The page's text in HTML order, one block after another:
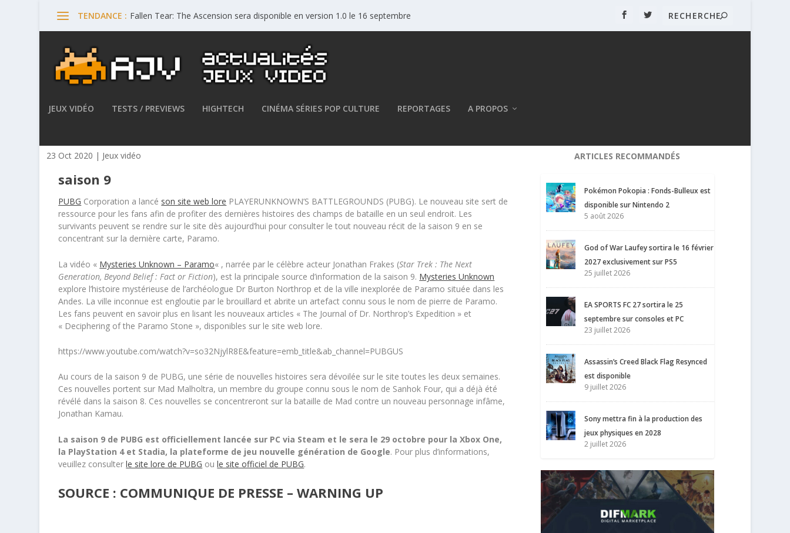
TENDANCE : Fallen Tear: The Ascension sera disponible en version 1.0 le 16 septembre
JEUX VIDÉO TESTS / PREVIEWS HIGHTECH CINÉMA SÉRIES POP CULTURE REPORTAGES A PROPOS
23 Oct 2020 | Jeux vidéo
saison 9
PUBG Corporation a lancé son site web lore PLAYERUNKNOWN’S BATTLEGROUNDS (PUBG). Le nouveau site sert de
ressource pour les fans afin de profiter des dernières histoires des champs de bataille en un seul endroit. Les
survivants peuvent se rendre sur le site dès aujourd’hui pour consulter le tout nouveau récit de la saison 9 en se
concentrant sur la dernière carte, Paramo.
La vidéo « Mysteries Unknown – Paramo« , narrée par le célèbre acteur Jonathan Frakes (Star Trek : The Next
Generation, Beyond Belief : Fact or Fiction), est la principale source d’information de la saison 9. Mysteries Unknown
explore l’histoire mystérieuse de l’archéologue Dr Burton Northrop et de la ville inexplorée de Paramo située dans les
Andes. La ville inconnue est engloutie par le brouillard et abrite un artefact connu sous le nom de pierre de Paramo.
Les fans peuvent en savoir plus en lisant les nouveaux articles « The Journal of Dr. Northrop’s Expedition » et
« Deciphering of the Paramo Stone », disponibles sur le site web lore.
https://www.youtube.com/watch?v=so32NjylR8E&feature=emb_title&ab_channel=PUBGUS
Au cours de la saison 9 de PUBG, une série de nouvelles histoires sera dévoilée sur le site toutes les deux semaines.
Ces nouvelles portent sur Mad Malholtra, un membre du groupe connu sous le nom de Sanhok Four, qui a déjà été
révélé dans la saison 8. Ces nouvelles se concentreront sur la bataille de Mad contre un nouveau personnage infâme,
Jonathan Kamau.
La saison 9 de PUBG est officiellement lancée sur PC via Steam et le sera le 29 octobre pour la Xbox One,
la PlayStation 4 et Stadia, la plateforme de jeu nouvelle génération de Google. Pour plus d’informations,
veuillez consulterle site lore de PUBG oule site officiel de PUBG.
SOURCE : COMMUNIQUE DE PRESSE – WARNING UP
ARTICLES RECOMMANDÉS
Pokémon Pokopia : Fonds-Bulleux est
disponible sur Nintendo 2
5 août 2026
God of War Laufey sortira le 16 février
2027 exclusivement sur PS5
25 juillet 2026
EA SPORTS FC 27 sortira le 25
septembre sur consoles et PC
23 juillet 2026
Assassin’s Creed Black Flag Resynced
est disponible
9 juillet 2026
Sony mettra fin à la production des
jeux physiques en 2028
2 juillet 2026